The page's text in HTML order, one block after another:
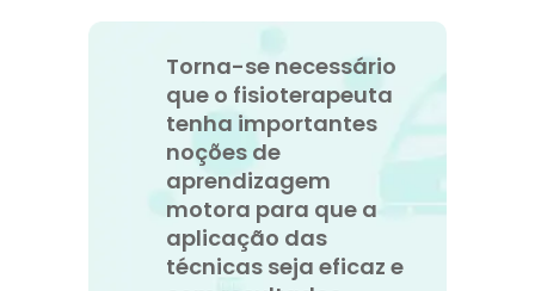
Torna-se necessário
que o fisioterapeuta
tenha importantes
noções de
aprendizagem
motora para que a
aplicação das
técnicas seja eficaz e